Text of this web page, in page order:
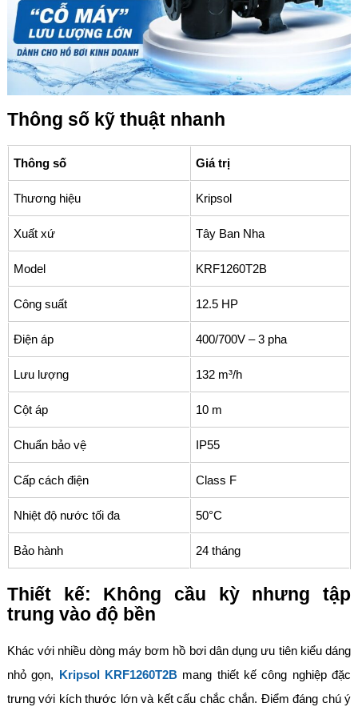
Thông số kỹ thuật nhanh
Thông số Giá trị
Thương hiệu Kripsol
Xuất xứ Tây Ban Nha
Model KRF1260T2B
Công suất 12.5 HP
Điện áp 400/700V – 3 pha
Lưu lượng 132 m³/h
Cột áp 10 m
Chuẩn bảo vệ IP55
Cấp cách điện Class F
Nhiệt độ nước tối đa 50°C
Bảo hành 24 tháng
Thiết kế: Không cầu kỳ nhưng tập
trung vào độ bền
Khác với nhiều dòng máy bơm hồ bơi dân dụng ưu tiên kiểu dáng
nhỏ gọn, Kripsol KRF1260T2Bmang thiết kế công nghiệp đặc
trưng với kích thước lớn và kết cấu chắc chắn. Điểm đáng chú ý